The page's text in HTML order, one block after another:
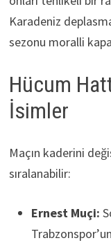
Karadeniz
sezonu moralli
Hücum
İsimler
Maçın kaderini
sıralanabilir:
Ernest Muçi: